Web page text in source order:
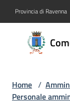
Provincia di Ravenna
Comune
di Russi
Menu
Home /
Personale